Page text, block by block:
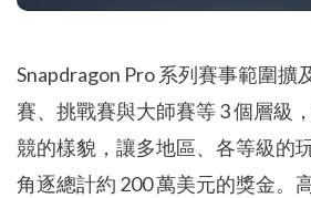
Snapdragon Pro 系列賽事範圍擴
賽、挑戰賽與大師賽等 3 個層級
競的樣貌，讓多地區、各等級的
角逐總計約 200 萬美元的獎金。